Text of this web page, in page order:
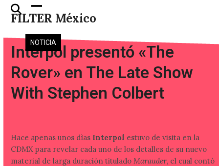
Skip
FILTER México
Open
mobile
menu
Close
mobile
menu
NOTICIA
Interpol presentó «The
Rover» en The Late Show
With Stephen Colbert
Hace apenas unos dìas Interpol estuvo de visita en la
CDMX para revelar cada uno de los detalles de su nuevo
material de larga duraciòn tituladoMarauder, el cual contò